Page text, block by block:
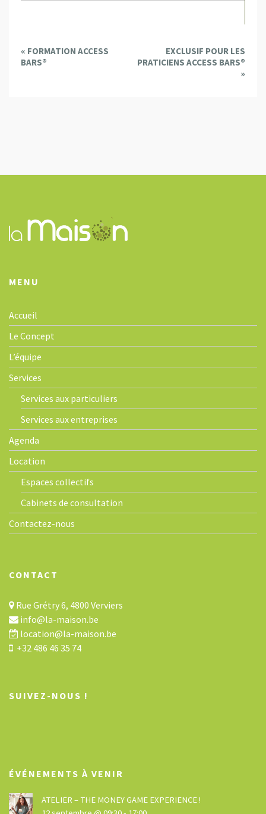
E
v
i
o
« FORMATION ACCESS
BARS®
EXCLUSIF POUR LES
PRATICIENS ACCESS BARS®
»
MENU
Accueil
Le Concept
L’équipe
Services
Services aux particuliers
Services aux entreprises
Agenda
Location
Espaces collectifs
Cabinets de consultation
Contactez-nous
CONTACT
Rue Grétry 6, 4800 Verviers
info@la-maison.be
location@la-maison.be
+32 486 46 35 74
SUIVEZ-NOUS !
ÉVÉNEMENTS À VENIR
ATELIER – THE MONEY GAME EXPERIENCE !